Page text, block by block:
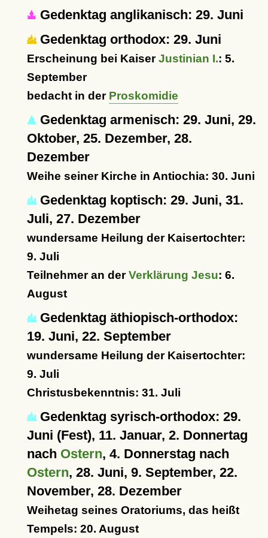
Gedenktag anglikanisch: 29. Juni
Gedenktag orthodox: 29. Juni
Erscheinung bei KaiserJustinian I.: 5.
September
bedacht in der Proskomidie
Gedenktag armenisch: 29. Juni, 29.
Oktober, 25. Dezember, 28.
Dezember
Weihe seiner Kirche in Antiochia: 30. Juni
Gedenktag koptisch: 29. Juni, 31.
Juli, 27. Dezember
wundersame Heilung der Kaisertochter:
9. Juli
Teilnehmer an derVerklärung Jesu: 6.
August
Gedenktag äthiopisch-orthodox:
19. Juni, 22. September
wundersame Heilung der Kaisertochter:
9. Juli
Christusbekenntnis: 31. Juli
Gedenktag syrisch-orthodox: 29.
Juni (Fest), 11. Januar, 2. Donnertag
nach Ostern, 4. Donnerstag nach
Ostern, 28. Juni, 9. September, 22.
November, 28. Dezember
Weihetag seines Oratoriums, das heißt
Tempels: 20. August